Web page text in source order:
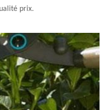
prix.